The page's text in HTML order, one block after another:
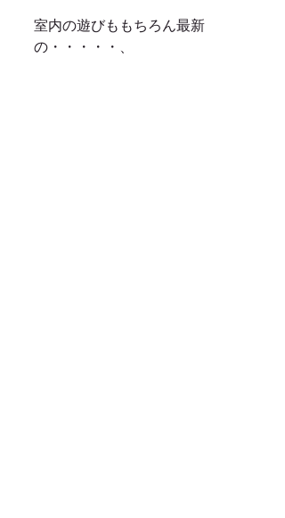
室内の遊びももちろん最新
の・・・・・、